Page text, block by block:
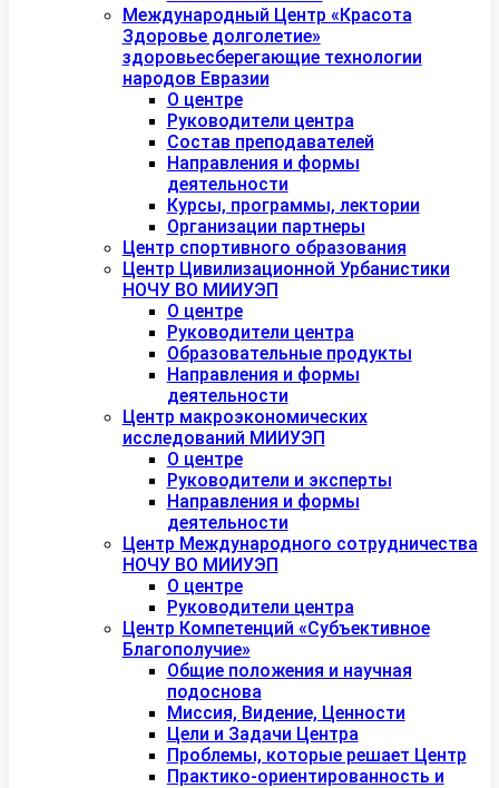
Международный Центр «Красота
Здоровье долголетие»
здоровьесберегающие технологии
народов Евразии
О центре
Руководители центра
Состав преподавателей
Направления и формы
деятельности
Курсы, программы, лектории
Организации партнеры
Центр спортивного образования
Центр Цивилизационной Урбанистики
НОЧУ ВО МИИУЭП
О центре
Руководители центра
Образовательные продукты
Направления и формы
деятельности
Центр макроэкономических
исследований МИИУЭП
О центре
Руководители и эксперты
Направления и формы
деятельности
Центр Международного сотрудничества
НОЧУ ВО МИИУЭП
О центре
Руководители центра
Центр Компетенций «Субъективное
Благополучие»
Общие положения и научная
подоснова
Миссия, Видение, Ценности
Цели и Задачи Центра
Проблемы, которые решает Центр
Практико-ориентированность и